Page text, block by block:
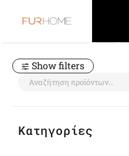
Show filters
Κατηγορίες